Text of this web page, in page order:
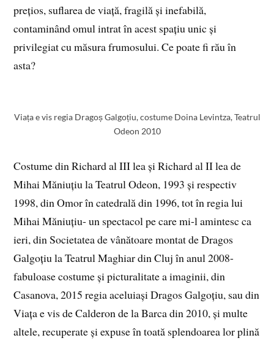
prețios, suflarea de viață, fragilă și inefabilă,
contaminând omul intrat în acest spațiu unic și
privilegiat cu măsura frumosului. Ce poate fi rău în
asta?
Viața e vis regia Dragoș Galgoțiu, costume Doina Levintza, Teatrul
Odeon 2010
Costume din Richard al III lea și Richard al II lea de
Mihai Măniuțiu la Teatrul Odeon, 1993 și respectiv
1998, din Omor în catedrală din 1996, tot în regia lui
Mihai Măniuțiu- un spectacol pe care mi-l amintesc ca
ieri, din Societatea de vânătoare montat de Dragos
Galgoțiu la Teatrul Maghiar din Cluj în anul 2008-
fabuloase costume și picturalitate a imaginii, din
Casanova, 2015 regia aceluiași Dragos Galgoțiu, sau din
Viața e vis de Calderon de la Barca din 2010, și multe
altele, recuperate și expuse în toată splendoarea lor plină